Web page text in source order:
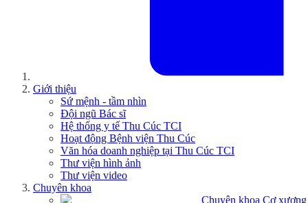
Giới thiệu
Sứ mệnh - tầm nhìn
Đội ngũ Bác sĩ
Hệ thống y tế Thu Cúc TCI
Hoạt động Bệnh viện Thu Cúc
Văn hóa doanh nghiệp tại Thu Cúc TCI
Thư viện hình ảnh
Thư viện video
Chuyên khoa
Chuyên khoa Cơ